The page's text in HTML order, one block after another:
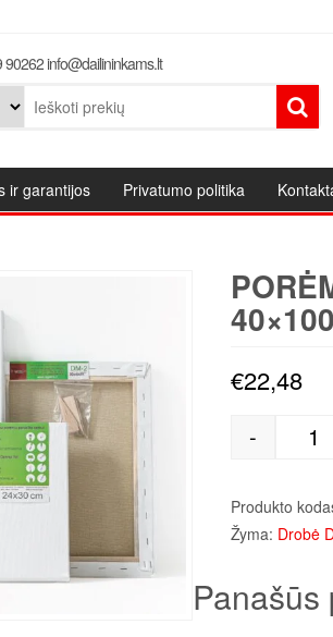
90262 info@dailininkams.lt
ir garantijos Privatumo politika
€22,48
-
Produkto
Žyma: Drobė
Panašūs